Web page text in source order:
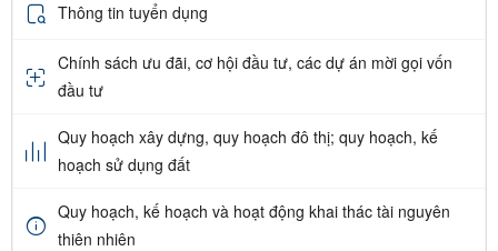
Thông tin tuyển dụng
Chính sách ưu đãi, cơ hội đầu tư, các dự án mời gọi vốn
đầu tư
Quy hoạch xây dựng, quy hoạch đô thị; quy hoạch, kế
hoạch sử dụng đất
Quy hoạch, kế hoạch và hoạt động khai thác tài nguyên
thiên nhiên